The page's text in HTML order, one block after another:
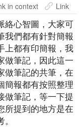
in context Link
絡心智圖，大家可
我們都有針對簡報
上都有印簡報，我
做筆記，因此這一
做筆記的共筆，在
簡報都有按照整理
做筆記，等一下提
所提到的地方是在